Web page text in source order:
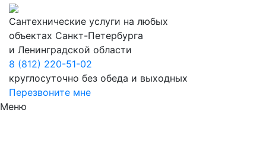
Сантехнические услуги на любых
объектах Санкт-Петербурга
и Ленинградской области
8 (812) 220-51-02
круглосуточно без обеда и выходных
Перезвоните мне
Меню